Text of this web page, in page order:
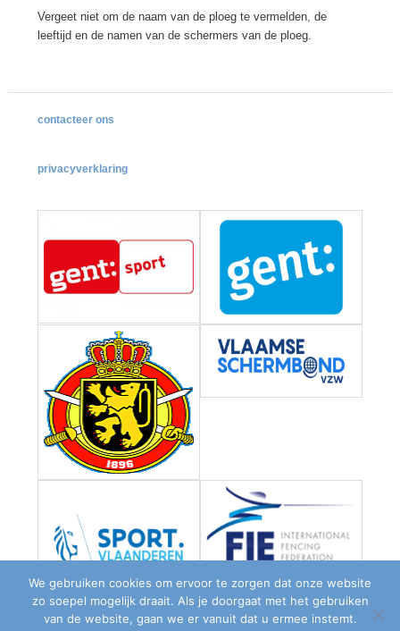
Vergeet niet om de naam van de ploeg te vermelden, de
leeftijd en de namen van de schermers van de ploeg.
contacteer ons
privacyverklaring
We gebruiken cookies om ervoor te zorgen dat onze website
zo soepel mogelijk draait. Als je doorgaat met het gebruiken
van de website, gaan we er vanuit dat u ermee instemt.